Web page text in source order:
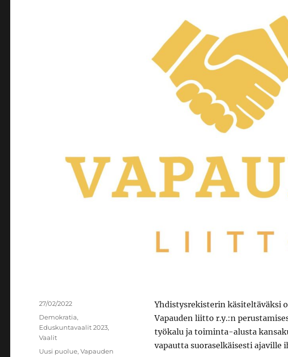
Yhdistysrekisterin käsiteltäväksi
Vapauden liitto r.y.:n
työkalu ja toiminta-alusta
vapautta suoraselkäisesti ajaville
Julkaistu
27/02/2022
Kategoriat
Demokratia,
Eduskuntavaalit 2023,
Vaalit
Avainsanat
Uusi puolue,Vapauden